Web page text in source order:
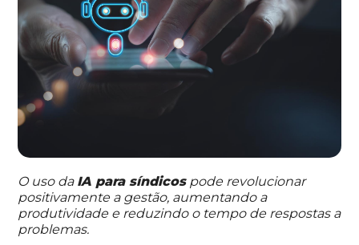
O uso da IA para síndicospode revolucionar
positivamente a gestão, aumentando a
produtividade e reduzindo o tempo de respostas a
problemas.